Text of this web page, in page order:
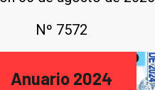
Nº 7572
Anuario 2024